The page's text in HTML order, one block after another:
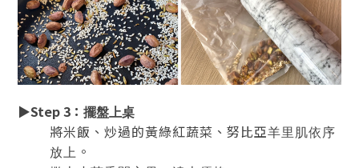
▶Step 3 ： 擺盤上桌
將米飯、炒過的黃綠紅蔬菜、努比亞羊里肌依序
放上 。